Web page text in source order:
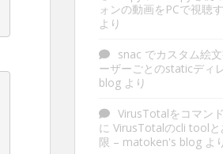
ォンの動画をPCで視聴
より
snac でカスタム絵
ーザーごとのstaticディ
blog より
VirusTotalをコマン
に VirusTotalのcli toolと
限 – matoken's blog よ